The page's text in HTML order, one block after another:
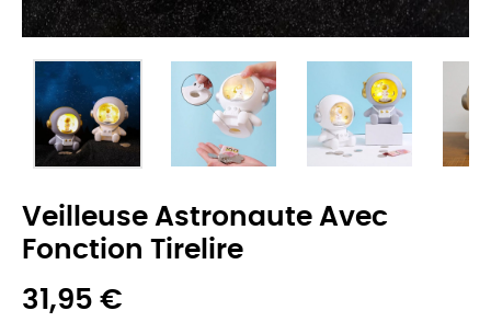
Veilleuse Astronaute Avec
Fonction Tirelire
31,95 €